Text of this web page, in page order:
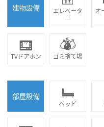
建物設備
エレベータ
ー
オ
TVドアホン ゴミ捨て場
部屋設備
ベッド